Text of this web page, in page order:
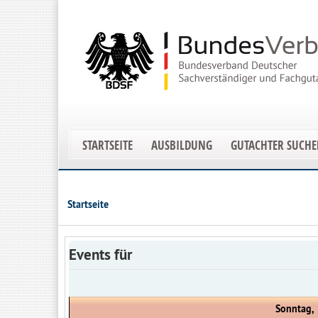
STARTSEITE AUSBILDUNG GUTACHTER
Startseite
Events für
Sonntag,